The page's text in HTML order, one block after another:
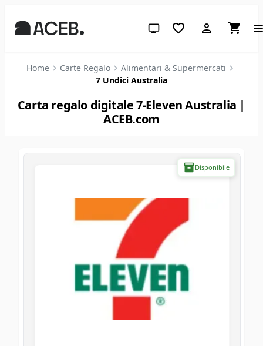
Tema di sistema (clicca per
Home Carte Regalo
Alimentari & Supermercati
7 Undici Australia
Carta regalo digitale 7-Eleven Australia |
ACEB.com
Disponibile